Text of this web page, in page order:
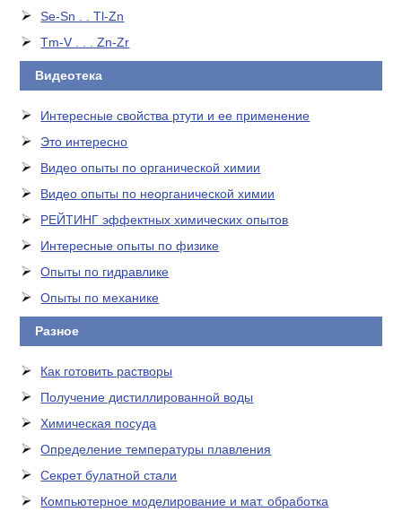
Se-Sn . . Tl-Zn
Tm-V . . . Zn-Zr
Видеотека
Интересные свойства ртути и ее применение
Это интересно
Видео опыты по органической химии
Видео опыты по неорганической химии
РЕЙТИНГ эффектных химических опытов
Интересные опыты по физике
Опыты по гидравлике
Опыты по механике
Разное
Как готовить растворы
Получение дистиллированной воды
Химическая посуда
Определение температуры плавления
Секрет булатной стали
Компьютерное моделирование и мат. обработка